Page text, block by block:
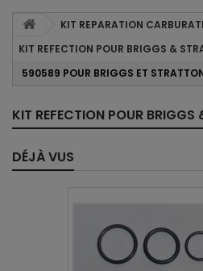
KIT REPARATION
KIT REFECTION POUR BRIGGS &
590589 POUR BRIGGS ET
KIT REFECTION POUR
DÉJÀ VUS